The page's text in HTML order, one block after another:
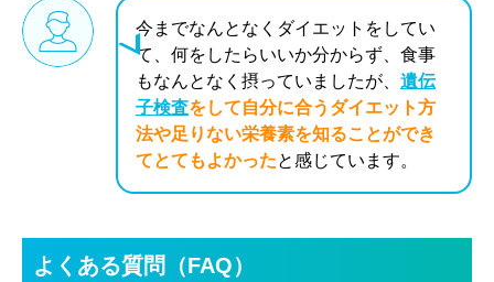
今までなんとなくダイエットをしてい
て、何をしたらいいか分からず、食事
もなんとなく摂っていましたが、 遺伝
子検査をして自分に合うダイエット方
法や足りない栄養素を知ることができ
てとてもよかったと感じています。
よくある質問（FAQ）